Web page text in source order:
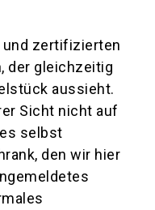
zertifizierten
der gleichzeitig
aussieht.
Sicht nicht auf
selbst
den wir hier